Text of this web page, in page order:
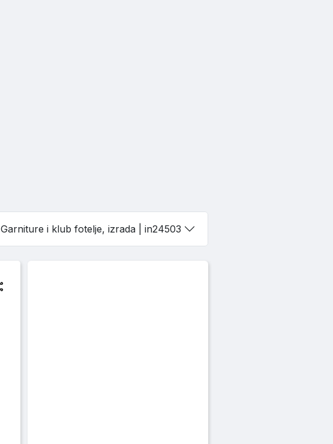
Garniture i klub fotelje, izrada| in24503